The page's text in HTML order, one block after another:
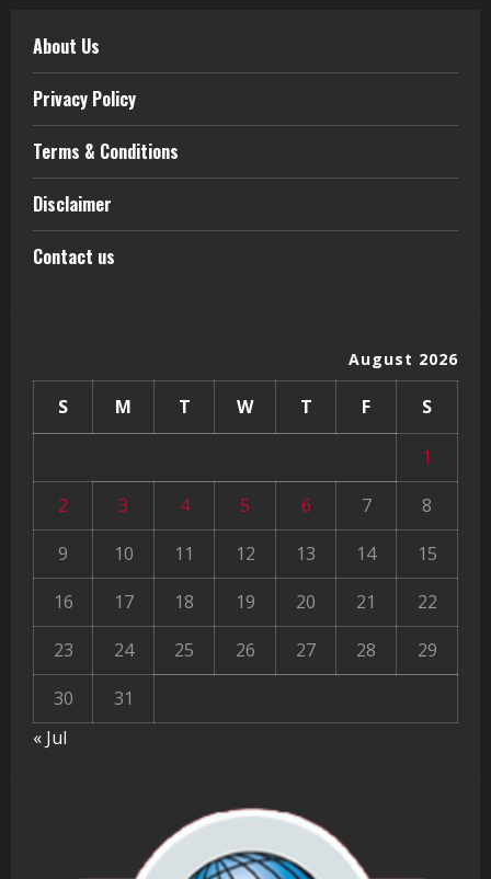
About Us
Privacy Policy
Terms & Conditions
Disclaimer
Contact us
August 2026
S M T W T F S
1
2
3 4 5 6 7
8
9
10 11 12 13 14
15
16
17 18 19 20 21
22
23
24 25 26 27 28
29
30
31
« Jul